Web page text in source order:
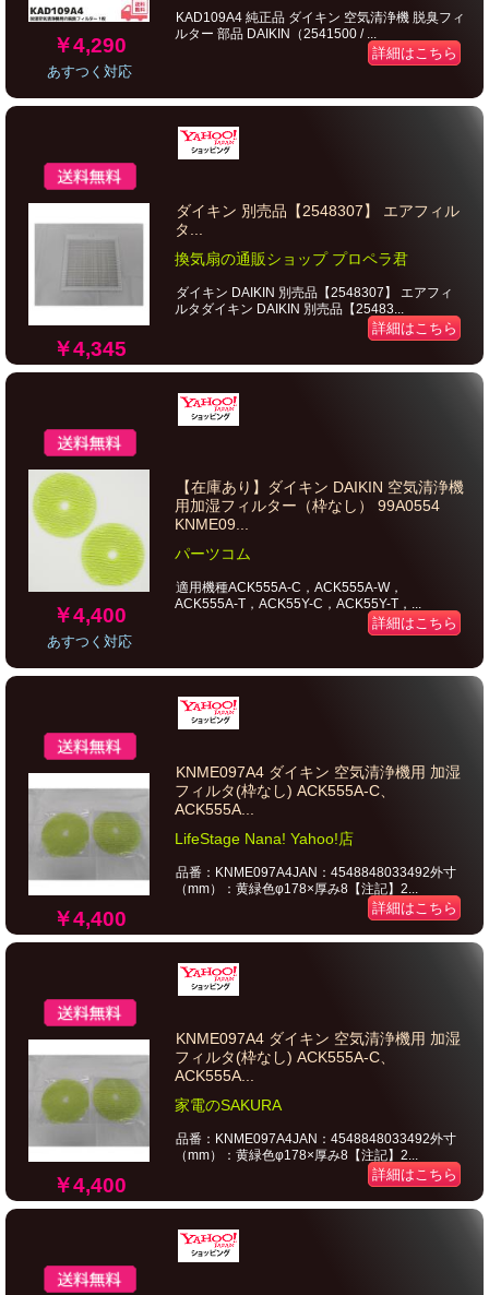
￥4,290
あすつく対応
KAD109A4 純正品 ダイキン 空気清浄機 脱臭フィ
ルター 部品 DAIKIN（2541500 / ...
詳細はこちら
￥4,345
ダイキン 別売品【2548307】 エアフィル
タ...
換気扇の通販ショップ プロペラ君
ダイキン DAIKIN 別売品【2548307】 エアフィ
ルタダイキン DAIKIN 別売品【25483...
詳細はこちら
￥4,400
あすつく対応
【在庫あり】ダイキン DAIKIN 空気清浄機
用加湿フィルター（枠なし） 99A0554
KNME09...
パーツコム
適用機種ACK555A-C，ACK555A-W，
ACK555A-T，ACK55Y-C，ACK55Y-T，...
詳細はこちら
￥4,400
KNME097A4 ダイキン 空気清浄機用 加湿
フィルタ(枠なし) ACK555A-C、
ACK555A...
LifeStage Nana! Yahoo!店
品番：KNME097A4JAN：4548848033492外寸
（mm）：黄緑色φ178×厚み8【注記】2...
詳細はこちら
￥4,400
KNME097A4 ダイキン 空気清浄機用 加湿
フィルタ(枠なし) ACK555A-C、
ACK555A...
家電のSAKURA
品番：KNME097A4JAN：4548848033492外寸
（mm）：黄緑色φ178×厚み8【注記】2...
詳細はこちら